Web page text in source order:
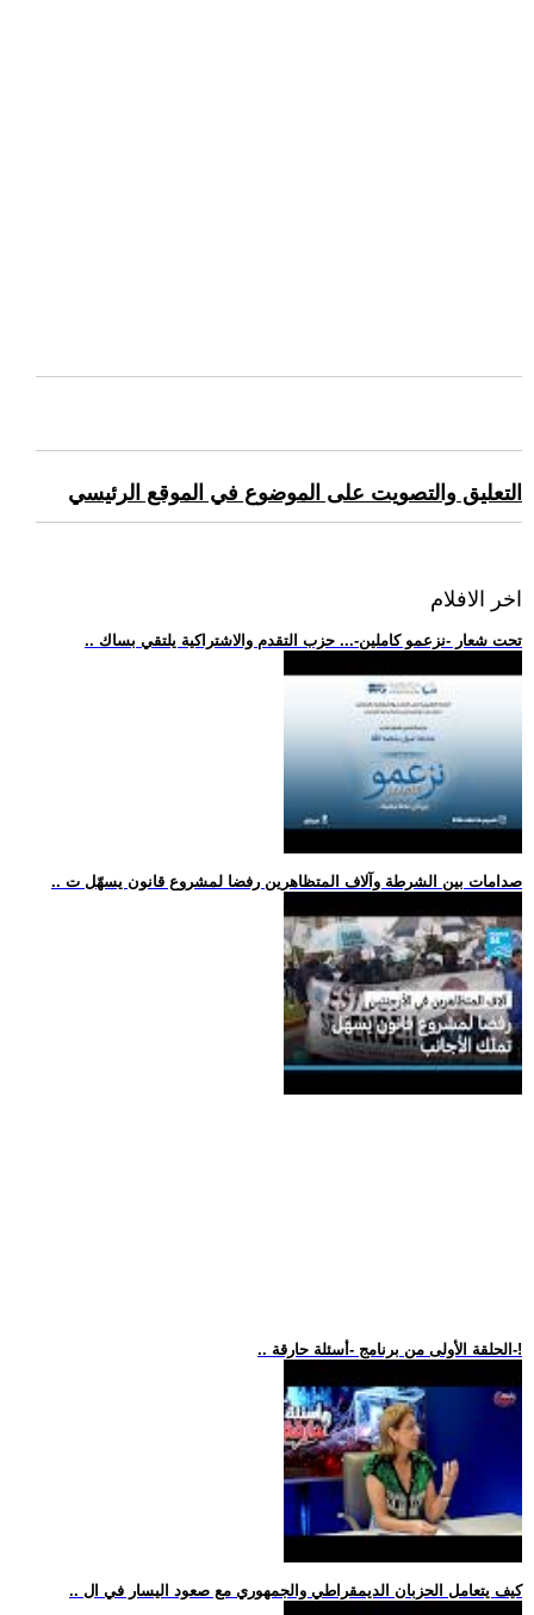
التعليق والتصويت على الموضوع في الموقع الرئيسي
اخر الافلام
.. تحت شعار -نزعمو كاملين-... حزب التقدم والاشتراكية يلتقي بساك
.. صدامات بين الشرطة وآلاف المتظاهرين رفضا لمشروع قانون يسهّل ت
.. الحلقة الأولى من برنامج -أسئلة حارقة-!
.. كيف يتعامل الحزبان الديمقراطي والجمهوري مع صعود اليسار في ال